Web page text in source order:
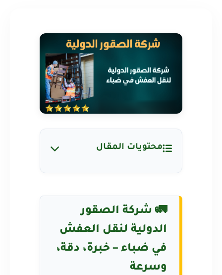
محتويات المقال
🚛 شركة الصقور
الدولية لنقل العفش
في ضباء – خبرة، دقة،
وسرعة